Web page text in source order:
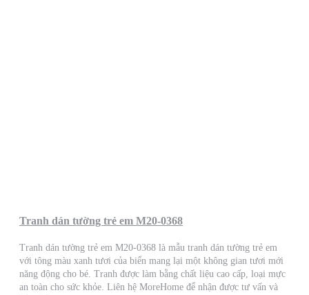
Tranh dán tường trẻ em M20-0368
Tranh dán tường trẻ em M20-0368 là mẫu tranh dán tường trẻ em
với tông màu xanh tươi của biển mang lại một không gian tươi mới
năng động cho bé. Tranh được làm bằng chất liệu cao cấp, loại mực
an toàn cho sức khỏe. Liên hệ MoreHome để nhận được tư vấn và